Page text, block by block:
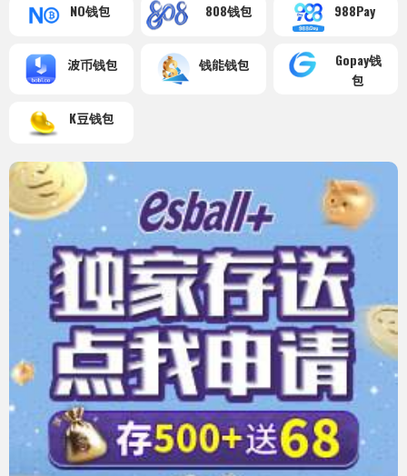
NO钱包 808钱包 988Pay
波币钱包 钱能钱包
Gopay钱
包
K豆钱包